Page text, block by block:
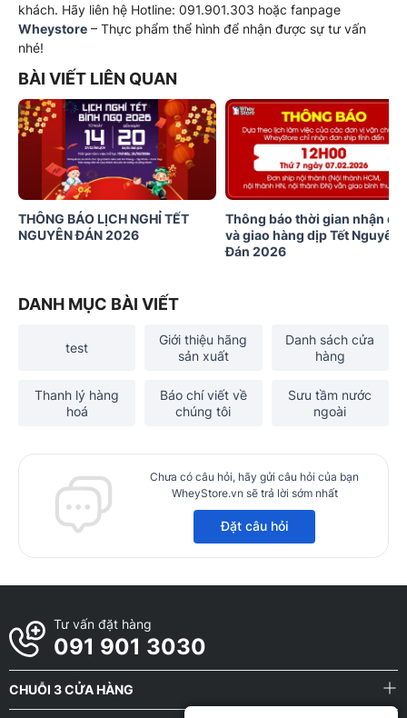
khách. Hãy liên hệ Hotline: 091.901.303 hoặc fanpage
Wheystore – Thực phẩm thể hình để nhận được sự tư vấn
nhé!
BÀI VIẾT LIÊN QUAN
THÔNG BÁO LỊCH NGHỈ TẾT
NGUYÊN ĐÁN 2026
Thông báo thời gian nhận
và giao hàng dịp Tết Nguyên
Đán 2026
DANH MỤC BÀI VIẾT
test
Giới thiệu hãng
sản xuất
Danh sách cửa
hàng
Thanh lý hàng
hoá
Báo chí viết về
chúng tôi
Sưu tầm nước
ngoài
Chưa có câu hỏi, hãy gửi câu hỏi của bạn
WheyStore.vn sẽ trả lời sớm nhất
Đặt câu hỏi
Tư vấn đặt hàng
091 901 3030
CHUỖI 3 CỬA HÀNG